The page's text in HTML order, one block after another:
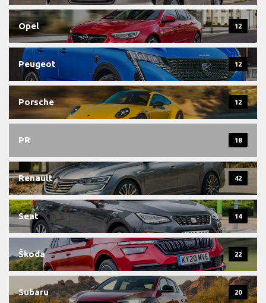
Opel 12
Peugeot 12
Porsche 12
PR 18
Renault 42
Seat 14
Škoda 22
Subaru 20